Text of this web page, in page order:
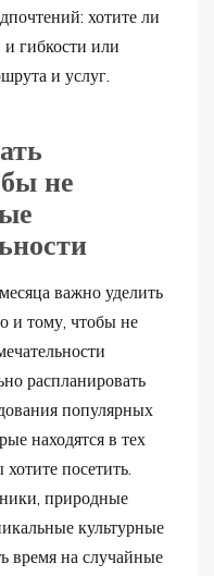
хотите ли
гибкости или
и услуг.
не
важно уделить
и тому, чтобы не
распланировать
популярных
находятся в тех
посетить.
природные
культурные
время на случайные